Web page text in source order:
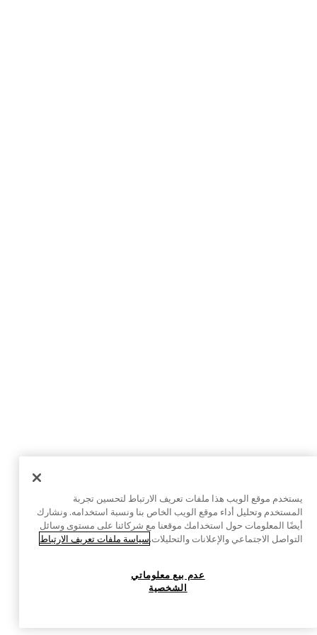
يستخدم موقع الويب هذا ملفات تعريف الارتباط لتحسين تجربة
المستخدم وتحليل أداء موقع الويب الخاص بنا ونسبة استخدامه. ونشارك
أيضًا المعلومات حول استخدامك موقعنا مع شركائنا على مستوى وسائل
التواصل الاجتماعي والإعلانات والتحليلات.سياسة ملفات تعريف الارتباط
عدم بيع معلوماتي
الشخصية